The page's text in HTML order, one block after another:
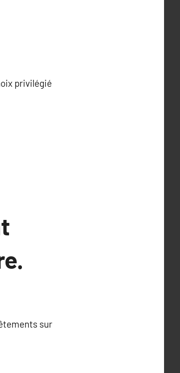
privilégié
sur